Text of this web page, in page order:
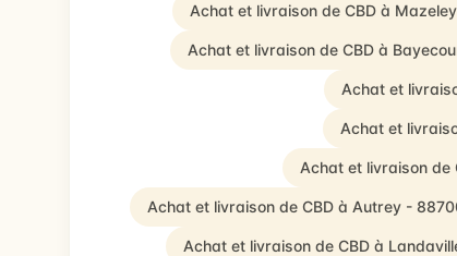
Achat et livraison de CBD à
Achat et livraison de CBD à
Achat et
Achat et
Achat et livraison de
Achat et livraison de CBD à Autrey -
Achat et livraison de CBD à